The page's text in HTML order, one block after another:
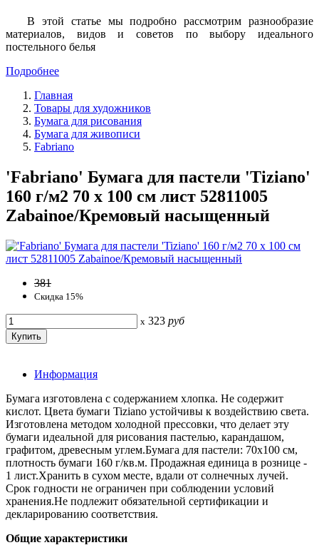
В этой статье мы подробно рассмотрим разнообразие
материалов, видов и советов по выбору идеального
постельного белья
Подробнее
Главная
Товары для художников
Бумага для рисования
Бумага для живописи
Fabriano
'Fabriano' Бумага для пастели 'Tiziano'
160 г/м2 70 х 100 см лист 52811005
Zabainoe/Кремовый насыщенный
381
Скидка 15%
x 323 руб
Информация
Бумага изготовлена с содержанием хлопка. Не содержит
кислот. Цвета бумаги Tiziano устойчивы к воздействию света.
Изготовлена методом холодной прессовки, что делает эту
бумаги идеальной для рисования пастелью, карандашом,
графитом, древесным углем.Бумага для пастели: 70х100 см,
плотность бумаги 160 г/кв.м. Продажная единица в рознице -
1 лист.Хранить в сухом месте, вдали от солнечных лучей.
Срок годности не ограничен при соблюдении условий
хранения.Не подлежит обязательной сертификации и
декларированию соответствия.
Общие характеристики